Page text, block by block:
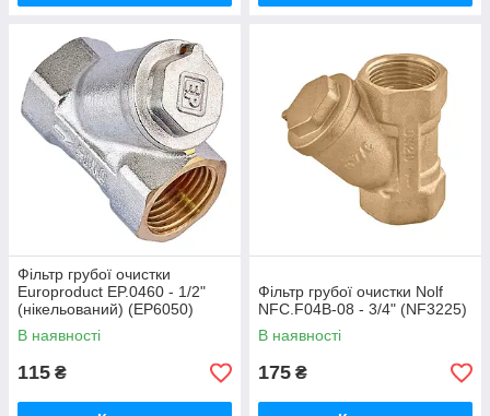
Фільтр грубої очистки
Europroduct EP.0460 - 1/2"
(нікельований) (EP6050)
В наявності
115 ₴
Фільтр грубої очистки Nolf
NFC.F04B-08 - 3/4" (NF3225)
В наявності
175 ₴